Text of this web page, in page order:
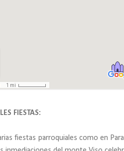
FIESTAS:
fiestas parroquiales como en